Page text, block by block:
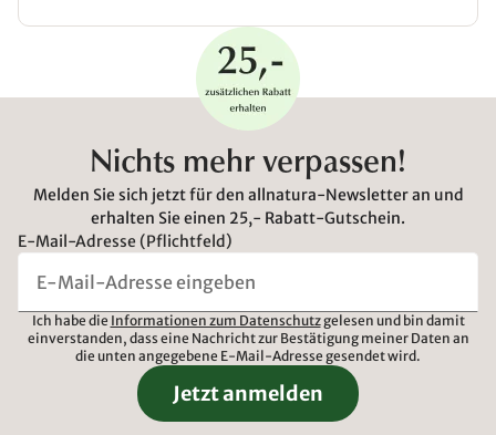
Nichts mehr verpassen!
Melden Sie sich jetzt für den allnatura-Newsletter an und
erhalten Sie einen 25,- Rabatt-Gutschein.
E-Mail-Adresse (Pflichtfeld)
Ich habe die Informationen zum Datenschutzgelesen und bin damit
einverstanden, dass eine Nachricht zur Bestätigung meiner Daten an
die unten angegebene E-Mail-Adresse gesendet wird.
Jetzt anmelden